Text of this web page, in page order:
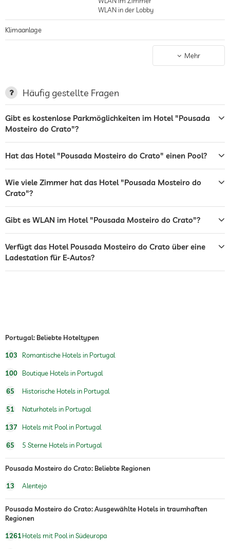
eine ausgezeichnete portugiesische Küche und sehr gute einheimische
WLAN in der Lobby
Klimaanlage
Ladestation für Elektroautos
Wäscheservice
Sonnenliegen
Bar
Zimmerservice
Frühstück Frühstück auf dem Zimmer
Reiten
Sauna
Wellnessbereich
Mehr
Häufig gestellte Fragen
Gibt es kostenlose Parkmöglichkeiten im Hotel "Pousada
Mosteiro do Crato"?
Hat das Hotel "Pousada Mosteiro do Crato" einen Pool?
Wie viele Zimmer hat das Hotel "Pousada Mosteiro do
Crato"?
Gibt es WLAN im Hotel "Pousada Mosteiro do Crato"?
Verfügt das Hotel Pousada Mosteiro do Crato über eine
Ladestation für E-Autos?
Portugal: Beliebte Hoteltypen
103 Romantische Hotels in Portugal
100 Boutique Hotels in Portugal
65 Historische Hotels in Portugal
51 Naturhotels in Portugal
137 Hotels mit Pool in Portugal
65 5 Sterne Hotels in Portugal
Pousada Mosteiro do Crato: Beliebte Regionen
13 Alentejo
Pousada Mosteiro do Crato: Ausgewählte Hotels in traumhaften
Regionen
1261Hotels mit Pool in Südeuropa